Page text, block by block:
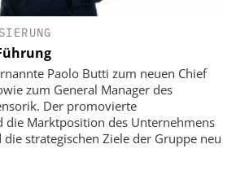
Paolo Butti zum neuen Chief
zum General Manager des
Der promovierte
die Marktposition des Unternehmens
strategischen Ziele der Gruppe neu